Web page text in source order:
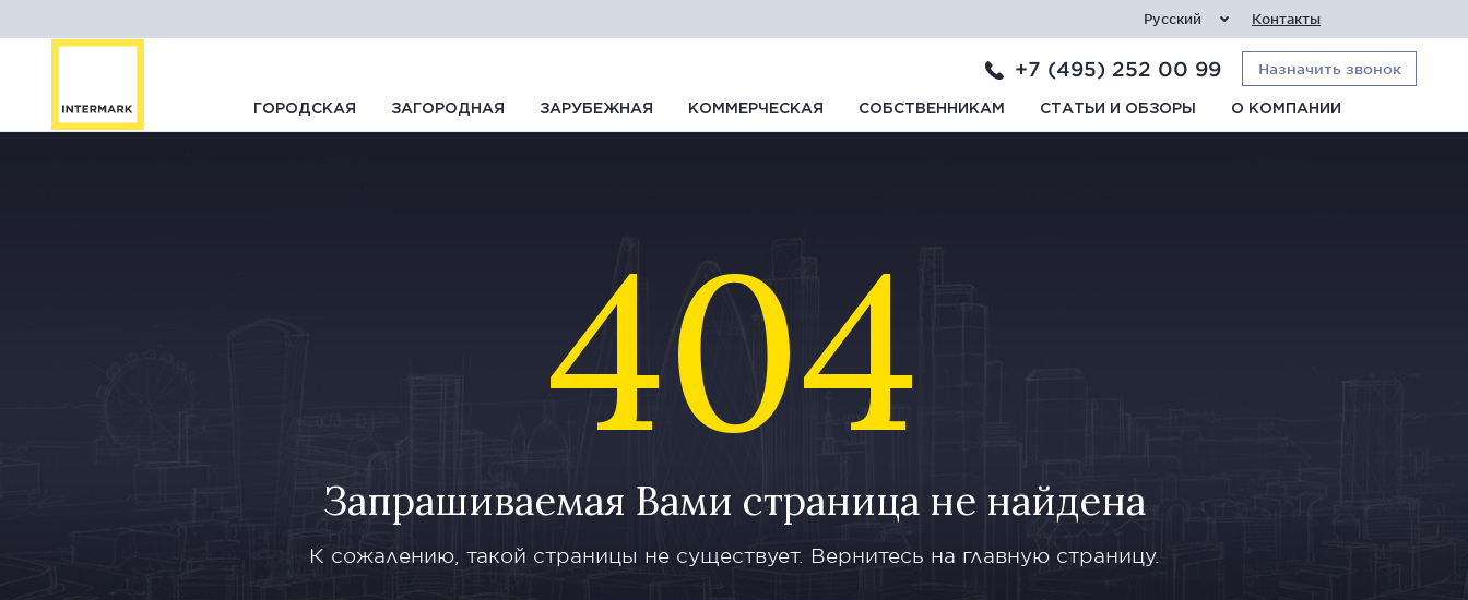
Русский Контакты
+7 (495) 252 00 99 Назначить звонок
ГОРОДСКАЯ ЗАГОРОДНАЯ ЗАРУБЕЖНАЯ КОММЕРЧЕСКАЯ СОБСТВЕННИКАМ СТАТЬИ И ОБЗОРЫ О КОМПАНИИ
404
Запрашиваемая Вами страница не найдена
К сожалению, такой страницы не существует. Вернитесь на главную страницу.